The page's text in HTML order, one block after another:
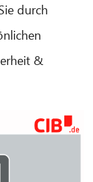
durch
&